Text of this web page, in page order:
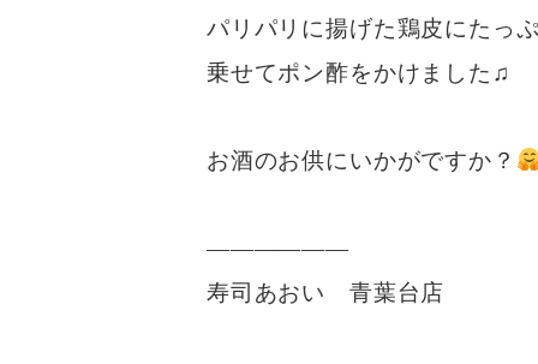
パリパリに揚げた鶏皮にたっ
乗せてポン酢をかけました♫
お酒のお供にいかがですか？
——————
寿司あおい 青葉台店